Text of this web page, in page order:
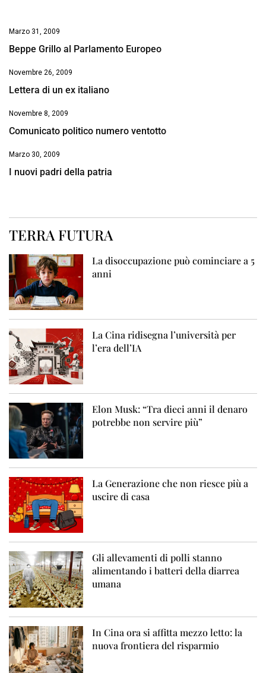
Marzo 31, 2009
Beppe Grillo al Parlamento Europeo
Novembre 26, 2009
Lettera di un ex italiano
Novembre 8, 2009
Comunicato politico numero ventotto
Marzo 30, 2009
I nuovi padri della patria
TERRA FUTURA
La disoccupazione può cominciare a 5
anni
La Cina ridisegna l’università per
l’era dell’IA
Elon Musk: “Tra dieci anni il denaro
potrebbe non servire più”
La Generazione che non riesce più a
uscire di casa
Gli allevamenti di polli stanno
alimentando i batteri della diarrea
umana
In Cina ora si affitta mezzo letto: la
nuova frontiera del risparmio